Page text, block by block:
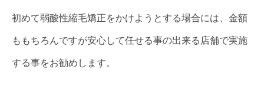
初めて弱酸性縮毛矯正をかけようとする場合には、金額
ももちろんですが安心して任せる事の出来る店舗で実施
する事をお勧めします。